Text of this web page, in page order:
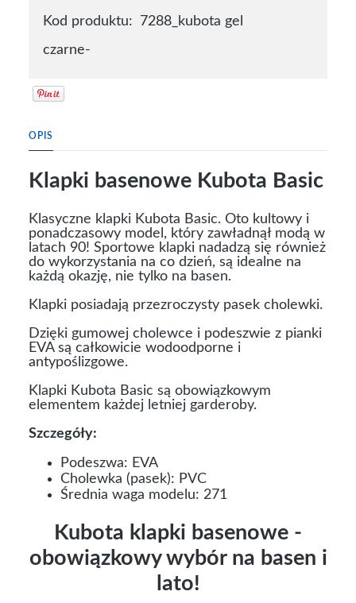
Kod produktu:
7288_kubota gel
czarne-
OPIS
Klapki basenowe Kubota Basic
Klasyczne klapki Kubota Basic. Oto kultowy i
ponadczasowy model, który zawładnął modą w
latach 90! Sportowe klapki nadadzą się również
do wykorzystania na co dzień, są idealne na
każdą okazję, nie tylko na basen.
Klapki posiadają przezroczysty pasek cholewki.
Dzięki gumowej cholewce i podeszwie z pianki
EVA są całkowicie wodoodporne i
antypoślizgowe.
Klapki Kubota Basic są obowiązkowym
elementem każdej letniej garderoby.
Szczegóły:
Podeszwa: EVA
Cholewka (pasek): PVC
Średnia waga modelu: 271
Kubota klapki basenowe -
obowiązkowy wybór na basen i
lato!